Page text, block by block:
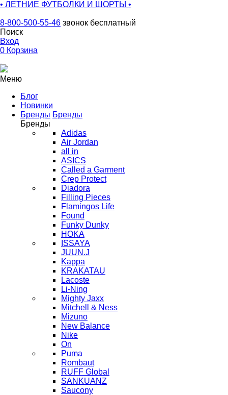
• ЛЕТНИЕ ФУТБОЛКИ И ШОРТЫ •
8-800-500-55-46 звонок бесплатный
Поиск
Вход
0 Корзина
Меню
Блог
Новинки
Бренды Бренды
Бренды
Adidas
Air Jordan
all in
ASICS
Called a Garment
Crep Protect
Diadora
Filling Pieces
Flamingos Life
Found
Funky Dunky
HOKA
ISSAYA
JUUN.J
Kappa
KRAKATAU
Lacoste
Li-Ning
Mighty Jaxx
Mitchell & Ness
Mizuno
New Balance
Nike
On
Puma
Rombaut
RUFF Global
SANKUANZ
Saucony